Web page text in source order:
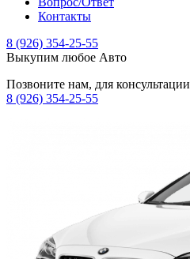
Контакты
8 (926) 354-25-55
Выкупим любое Авто
Позвоните нам, для консультации
8 (926) 354-25-55